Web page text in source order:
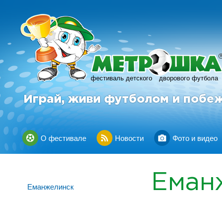
фестиваль детского дворового футбола
R
Играй, живи футболом и
О фестивале Новости Фото и видео
Еманжелинск